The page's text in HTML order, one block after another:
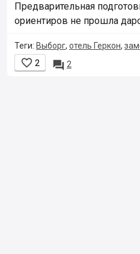
Предварительная
ориентиров не прошла
Теги: Выборг, отель Геркон,
 2  2